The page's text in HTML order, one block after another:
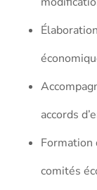
accords
Formation
comités